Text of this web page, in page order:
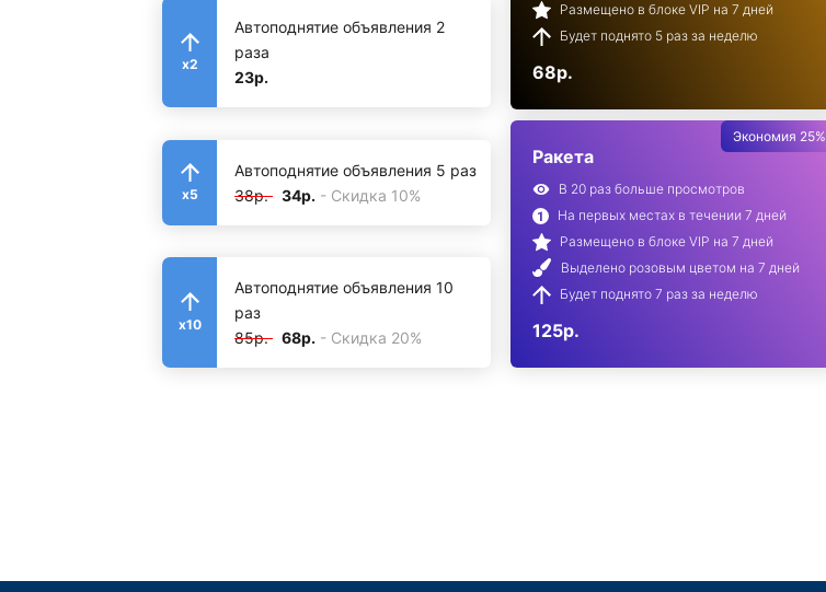
x2
Автоподнятие объявления 2
раза
23р.
x5
Автоподнятие объявления 5 раз
38р. 34р. - Скидка 10%
x10
Автоподнятие объявления 10
раз
85р. 68р. - Скидка 20%
Размещено в блоке VIP на 7 дней
Будет поднято 5 раз за неделю
68р.
Экономия 25%
Ракета
В 20 раз больше просмотров
На первых местах в течении 7 дней
Размещено в блоке VIP на 7 дней
Выделено розовым цветом на 7 дней
Будет поднято 7 раз за неделю
125р.